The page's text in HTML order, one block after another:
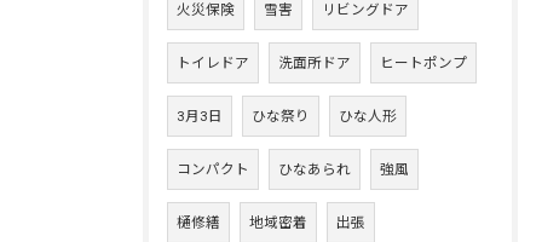
火災保険 雪害 リビングドア
トイレドア 洗面所ドア ヒートポンプ
3月3日 ひな祭り ひな人形
コンパクト ひなあられ 強風
樋修繕 地域密着 出張